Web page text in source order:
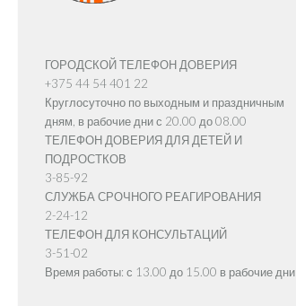
ГОРОДСКОЙ ТЕЛЕФОН ДОВЕРИЯ
+375 44 54 401 22
Круглосуточно по выходным и праздничным
дням, в рабочие дни с 20.00 до 08.00
ТЕЛЕФОН ДОВЕРИЯ ДЛЯ ДЕТЕЙ И
ПОДРОСТКОВ
3-85-92
СЛУЖБА СРОЧНОГО РЕАГИРОВАНИЯ
2-24-12
ТЕЛЕФОН ДЛЯ КОНСУЛЬТАЦИЙ
3-51-02
Время работы: с 13.00 до 15.00 в рабочие дни